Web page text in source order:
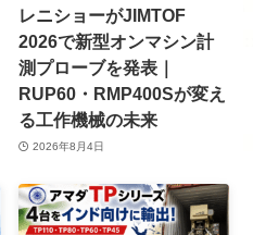
レニショーがJIMTOF
2026で新型オンマシン計
測プローブを発表｜
RUP60・RMP400Sが変え
る工作機械の未来
2026年8月4日